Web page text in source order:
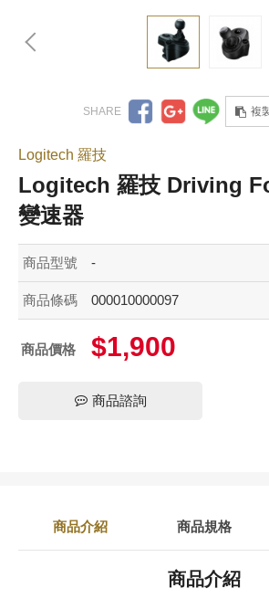
複
Logitech 羅技
Logitech 羅技 Driving
變速器
商品型號 -
商品條碼 000010000097
商品價格 $1,900
商品諮詢
商品介紹 商品規格
商品介紹